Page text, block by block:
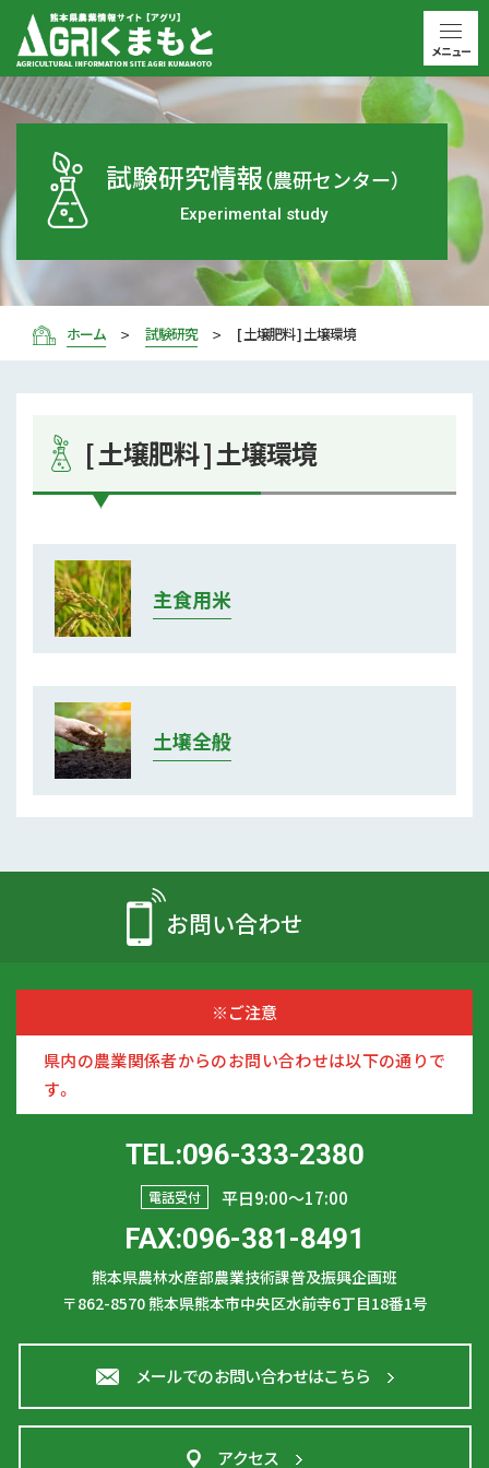
試験研究情報（農研センター）
Experimental study
ホーム 試験研究 [ 土壌肥料 ] 土壌環境
[ 土壌肥料 ] 土壌環境
主食用米
土壌全般
お問い合わせ
※ご注意
県内の農業関係者からのお問い合わせは以下の通りで
す。
TEL:096-333-2380
電話受付 平日9:00〜17:00
FAX:096-381-8491
熊本県農林水産部農業技術課普及振興企画班
〒862-8570熊本県熊本市中央区水前寺6丁目18番1号
メールでのお問い合わせはこちら
アクセス
メニュー